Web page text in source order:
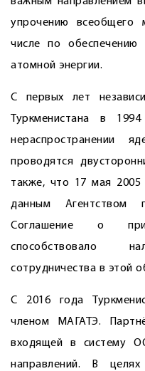
упрочению всеобщего
числе по обес­печению
атомной энергии.
С первых лет
Туркменистана в
нераспространении
проводятся
также, что 17 мая
данным Агентством
Соглашение о
способствовало
сотрудничества в этой
С 2016 года
членом МАГАТЭ.
входящей в систему
направлений. В